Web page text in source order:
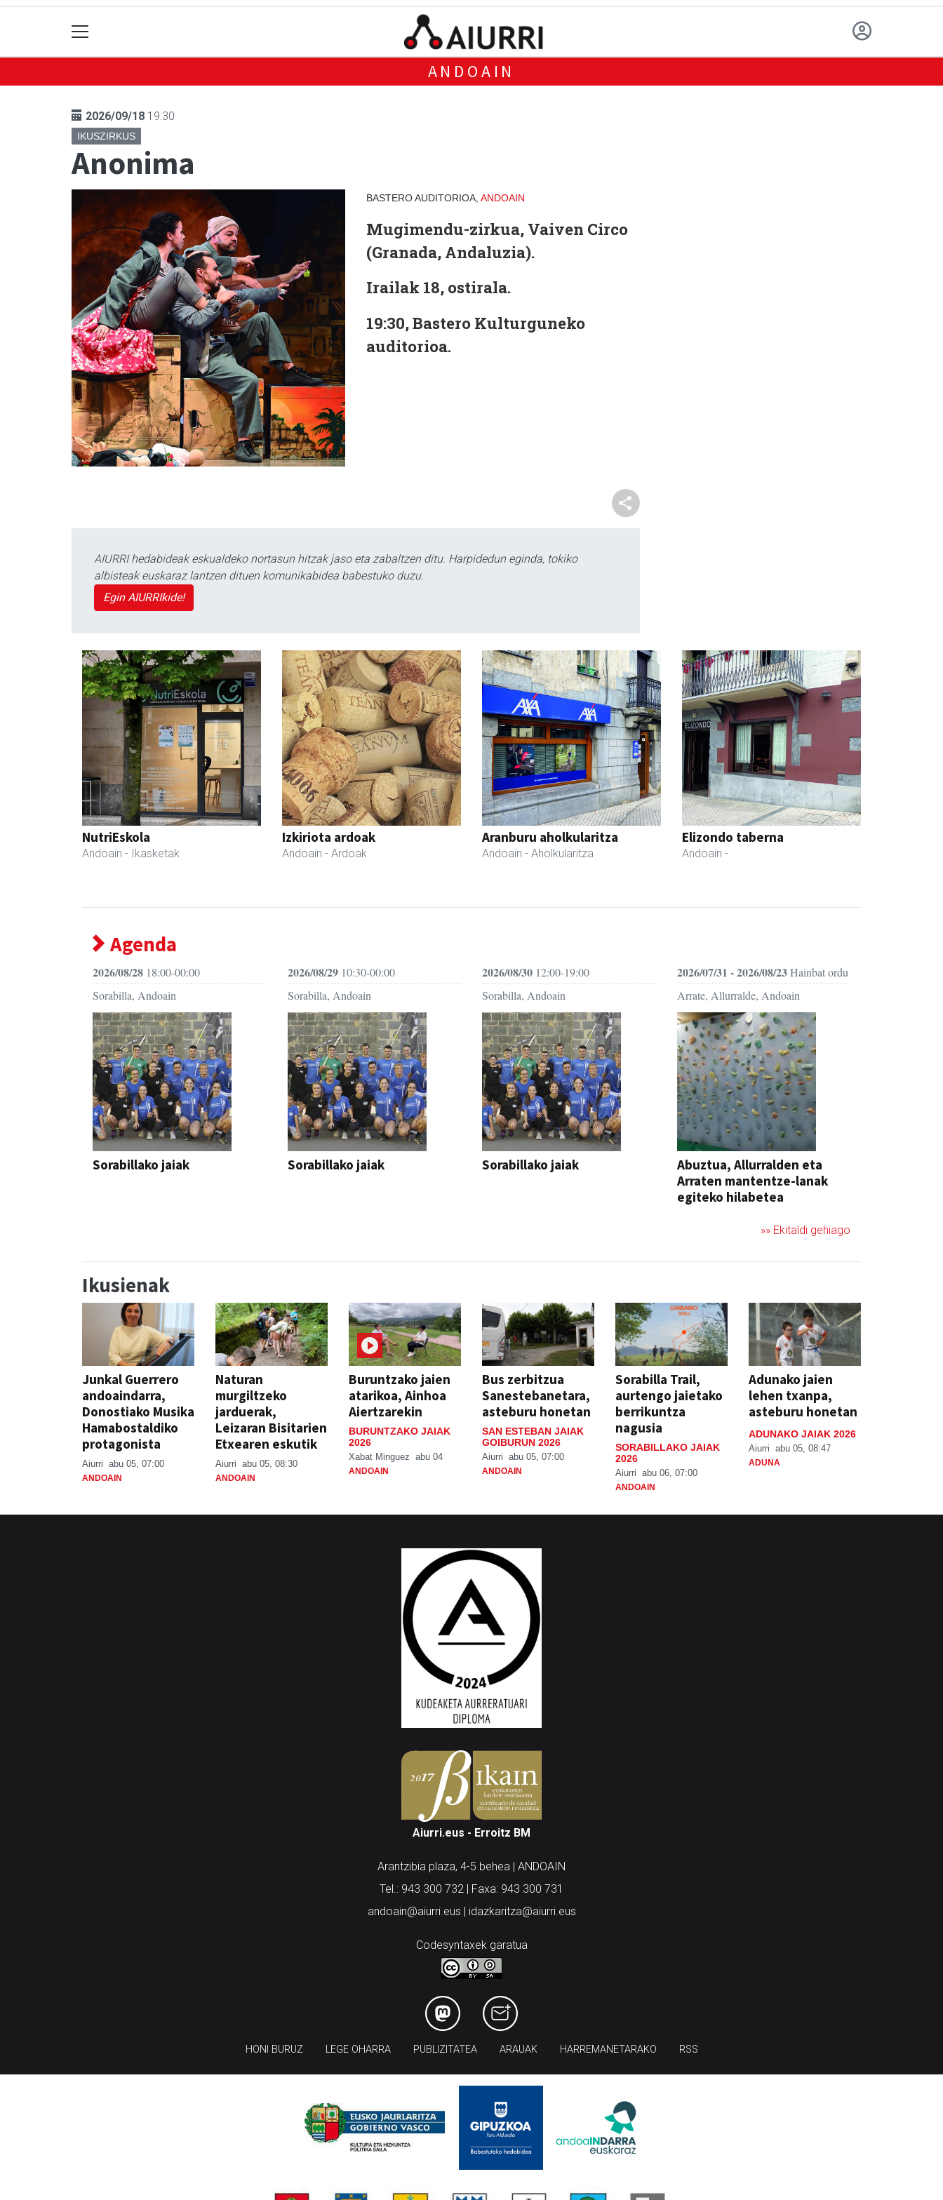
ANDOAIN
2026/09/18 19:30
IKUSZIRKUS
Anonima
BASTERO AUDITORIOA, ANDOAIN
Mugimendu-zirkua, Vaiven Circo
(Granada, Andaluzia).
Irailak 18, ostirala.
19:30, Bastero Kulturguneko
auditorioa.
AIURRI hedabideak eskualdeko nortasun hitzak jaso eta zabaltzen ditu. Harpidedun eginda, tokiko
albisteak euskaraz lantzen dituen komunikabidea babestuko duzu.
Egin AIURRIkide!
NutriEskola
Andoain - Ikasketak
Izkiriota ardoak
Andoain - Ardoak
Aranburu aholkularitza
Andoain - Aholkularitza
Elizondo taberna
Andoain -
Agenda
2026/08/28 18:00-00:00
Sorabilla, Andoain
Sorabillako jaiak
2026/08/2910:30-00:00
Sorabilla, Andoain
Sorabillako jaiak
2026/08/30 12:00-19:00
Sorabilla, Andoain
Sorabillako jaiak
2026/07/31 - 2026/08/23Hainbat ordu
Arrate, Allurralde, Andoain
Abuztua, Allurralden eta
Arraten mantentze-lanak
egiteko hilabetea
»» Ekitaldi gehiago
Ikusienak
Junkal Guerrero
andoaindarra,
Donostiako Musika
Hamabostaldiko
protagonista
Aiurri abu 05, 07:00
ANDOAIN
Naturan
murgiltzeko
jarduerak,
Leizaran Bisitarien
Etxearen eskutik
Aiurri abu 05, 08:30
ANDOAIN
Buruntzako jaien
atarikoa, Ainhoa
Aiertzarekin
BURUNTZAKO JAIAK
2026
Xabat Minguez abu 04
ANDOAIN
Bus zerbitzua
Sanestebanetara,
asteburu honetan
SAN ESTEBAN JAIAK
GOIBURUN 2026
Aiurri abu 05, 07:00
ANDOAIN
Sorabilla Trail,
aurtengo jaietako
berrikuntza
nagusia
SORABILLAKO JAIAK
2026
Aiurri abu 06, 07:00
ANDOAIN
Adunako jaien
lehen txanpa,
asteburu honetan
ADUNAKO JAIAK 2026
Aiurri abu 05, 08:47
ADUNA
Aiurri.eus - Erroitz BM
Arantzibia plaza, 4-5 behea | ANDOAIN
Tel.: 943 300 732 | Faxa: 943 300 731
andoain@aiurri.eus | idazkaritza@aiurri.eus
Codesyntaxek garatua
HONI BURUZ LEGE OHARRA PUBLIZITATEA ARAUAK HARREMANETARAKO RSS